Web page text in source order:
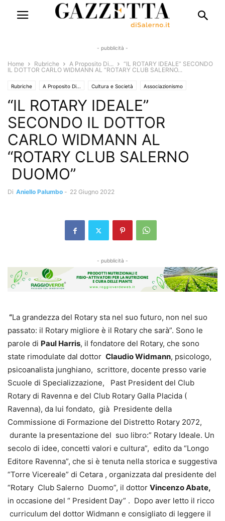
- pubblicità -
Home Rubriche A Proposito Di...
“IL ROTARY IDEALE” SECONDO
IL DOTTOR CARLO WIDMANN AL “ROTARY CLUB SALERNO...
Rubriche A Proposito Di... Cultura e Società Associazionismo
Chiacchiere&Caffe' Emergenza Coronavirus - Covid 19
Eventi e Manifestazioni Libri e Poesia Lo Stivale Positivo
“IL ROTARY IDEALE”
SECONDO IL DOTTOR
CARLO WIDMANN AL
“ROTARY CLUB SALERNO
DUOMO”
Di Aniello Palumbo - 22 Giugno 2022
- pubblicità -
“La grandezza del Rotary sta nel suo futuro, non nel suo
passato: il Rotary migliore è il Rotary che sarà”. Sono le
parole di Paul Harris, il fondatore del Rotary, che sono
state rimodulate dal dottor Claudio Widmann, psicologo,
psicoanalista junghiano, scrittore, docente presso varie
Scuole di Specializzazione, Past President del Club
Rotary di Ravenna e del Club Rotary Galla Placida (
Ravenna), da lui fondato, già Presidente della
Commissione di Formazione del Distretto Rotary 2072,
durante la presentazione del suo libro:” Rotary Ideale. Un
secolo di idee, concetti valori e cultura”, edito da “Longo
Editore Ravenna”, che si è tenuta nella storica e suggestiva
“Torre Vicereale” di Cetara , organizzata dal presidente del
“Rotary Club Salerno Duomo”, il dottor Vincenzo Abate,
in occasione del “ President Day” . Dopo aver letto il ricco
curriculum del dottor Widmann e consigliato di leggere il